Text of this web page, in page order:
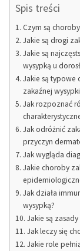
Spis treści
Czym są
Jakie są drogi
Jakie są
wysypką u
Jakie są typowe
zakaźnej
Jak rozpoznać
Jak odróżnić
przyczyn
Jak wygląda
Jakie choroby
Jak działa
wysypką?
Jakie są
Jak leczy się
Jakie role